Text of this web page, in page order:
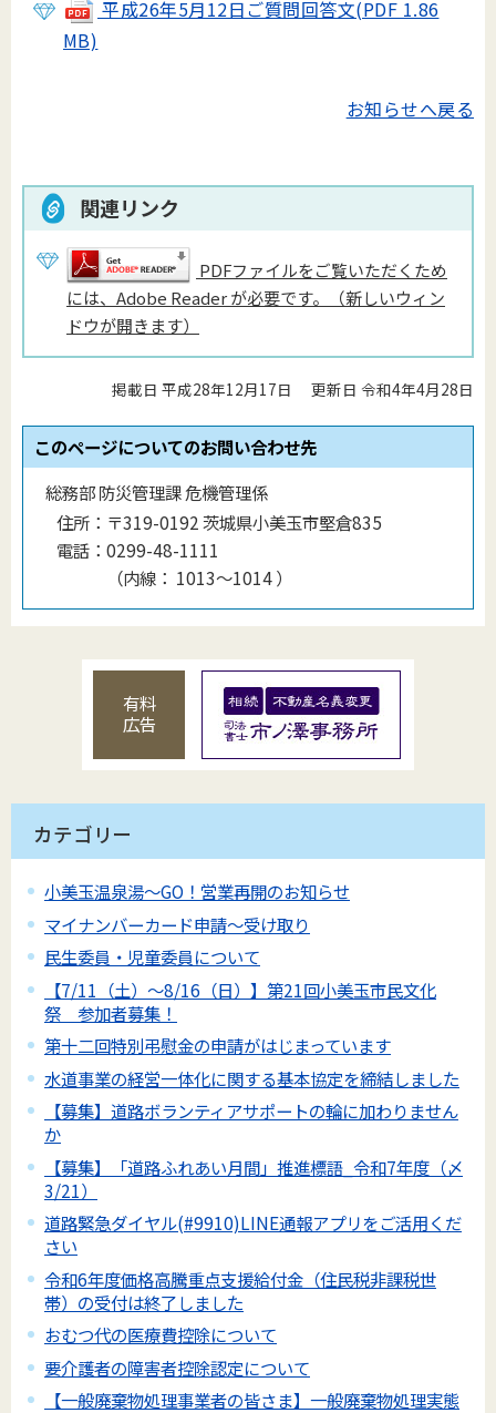
平成26年5月12日ご質問回答文(PDF 1.86
MB)
お知らせへ戻る
関連リンク
PDFファイルをご覧いただくため
には、Adobe Reader が必要です。（新しいウィン
ドウが開きます）
掲載日 平成28年12月17日 更新日 令和4年4月28日
このページについてのお問い合わせ先
総務部 防災管理課 危機管理係
住所： 〒319-0192 茨城県小美玉市堅倉835
電話： 0299-48-1111
（内線 ： 1013〜1014）
有料
広告
カテゴリー
小美玉温泉湯～GO！営業再開のお知らせ
マイナンバーカード申請～受け取り
民生委員・児童委員について
【7/11（土）～8/16（日）】第21回小美玉市民文化
祭 参加者募集！
第十二回特別弔慰金の申請がはじまっています
水道事業の経営一体化に関する基本協定を締結しました
【募集】道路ボランティアサポートの輪に加わりません
か
【募集】「道路ふれあい月間」推進標語_令和7年度（〆
3/21）
道路緊急ダイヤル(#9910)LINE通報アプリをご活用くだ
さい
令和6年度価格高騰重点支援給付金（住民税非課税世
帯）の受付は終了しました
おむつ代の医療費控除について
要介護者の障害者控除認定について
【一般廃棄物処理事業者の皆さま】一般廃棄物処理実態